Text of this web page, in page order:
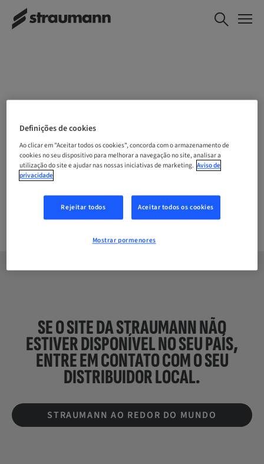
ESCOLHA A SUA LOCALIZAÇÃO
Empresa
SE O SITE DA STRAUMANN NÃO
ESTIVER DISPONÍVEL NO SEU PAÍS,
ENTRE EM CONTATO COM O SEU
DISTRIBUIDOR LOCAL.
STRAUMANN AO REDOR DO MUNDO
Definições de cookies
Ao clicar em "Aceitar todos os cookies", concorda com o armazenamento de
cookies no seu dispositivo para melhorar a navegação no site, analisar a
utilização do site e ajudar nas nossas iniciativas de marketing. Aviso de
privacidade
Rejeitar todos Aceitar todos os cookies
Mostrar pormenores